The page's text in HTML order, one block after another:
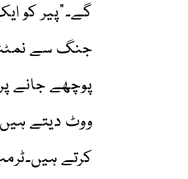
گے۔”پیر کو
جنگ سے
پوچھے جانے
ووٹ دیتے
کرتے